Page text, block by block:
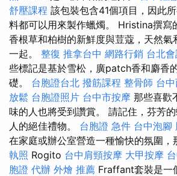
舒壓課程 該包裝包含41個項目，因此
料都可以用來製作蠟燭。 Hristina撰寫
香根草和柏樹的新鮮度與荳蔻，天然氣
一起。 整復 推拿台中 網路行銷 台北
些標記是基於雪松，廣patch香和麝香
礎。 台胞證台北 撥筋課程 整骨師 台
放鬆 台胞證照片 台中市按摩 那些喜歡
味的人也將受到讚賞。 請記住，芬芳
人的絕佳禮物。 台胞證 急件 台中泡腳
在家庭或辦公室營造一種愉快的氛圍，
執照 Rogito 台中肩頸按摩 大甲按摩
胞證 代辦 外燴 推薦 Fraffant套裝是一